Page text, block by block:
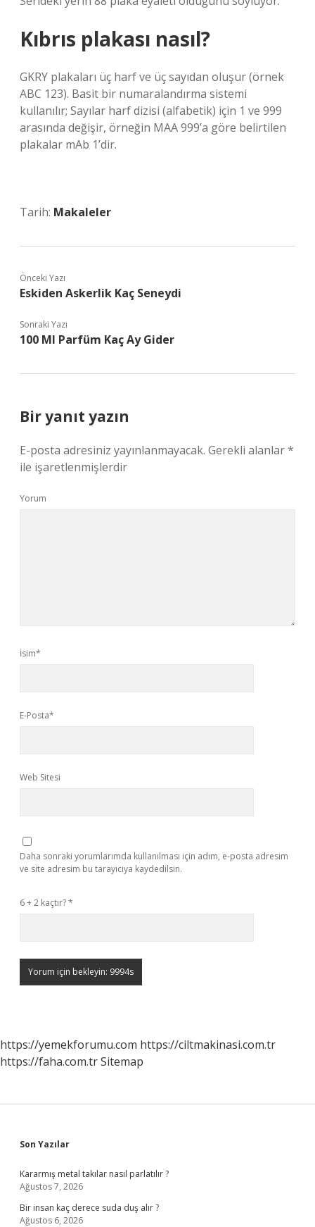
Kıbrıs plakası nasıl?
GKRY plakaları üç harf ve üç sayıdan oluşur (örnek
ABC 123). Basit bir numaralandırma sistemi
kullanılır; Sayılar harf dizisi (alfabetik) için 1 ve 999
arasında değişir, örneğin MAA 999’a göre belirtilen
plakalar mAb 1’dir.
Tarih: Makaleler
Önceki Yazı
Eskiden Askerlik Kaç Seneydi
Sonraki Yazı
100 Ml Parfüm Kaç Ay Gider
Bir yanıt yazın
E-posta adresiniz yayınlanmayacak. Gerekli alanlar*
ile işaretlenmişlerdir
Yorum
İsim*
E-Posta*
Web Sitesi
Daha sonraki yorumlarımda kullanılması için adım, e-posta adresim
ve site adresim bu tarayıcıya kaydedilsin.
6 + 2 kaçtır?*
https://yemekforumu.com https://ciltmakinasi.com.tr
https://faha.com.trSitemap
Sidebar
Son Yazılar
Kararmış metal takılar nasıl parlatılır ?
Ağustos 7, 2026
Bir insan kaç derece suda duş alır ?
Ağustos 6, 2026